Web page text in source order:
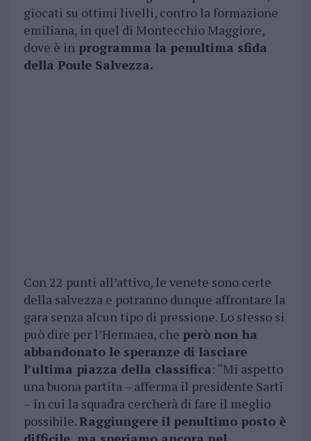
giocati su ottimi livelli, contro la formazione
emiliana, in quel di Montecchio Maggiore,
dove è inprogramma la penultima sfida
della Poule Salvezza.
Con 22 punti all’attivo, le venete sono certe
della salvezza e potranno dunque affrontare la
gara senza alcun tipo di pressione. Lo stesso si
può dire per l’Hermaea, che però non ha
abbandonato le speranze di lasciare
l’ultima piazza della classifica: “Mi aspetto
una buona partita – afferma il presidente Sarti
– in cui la squadra cercherà di fare il meglio
possibile.Raggiungere il penultimo posto è